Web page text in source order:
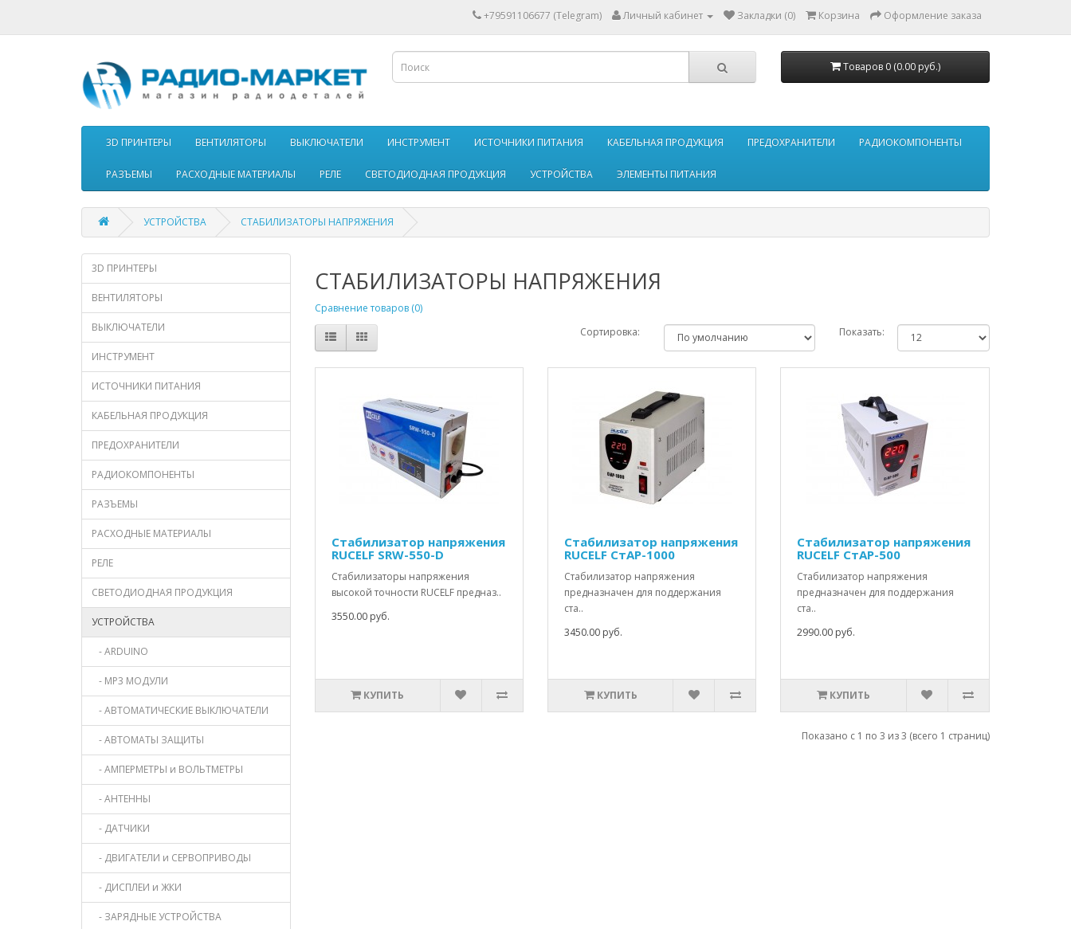
+79591106677 (Telegram) Личный кабинет Закладки (0) Корзина Оформление заказа
Товаров 0 (0.00 руб.)
3D ПРИНТЕРЫ ВЕНТИЛЯТОРЫ ВЫКЛЮЧАТЕЛИ ИНСТРУМЕНТ ИСТОЧНИКИ ПИТАНИЯ КАБЕЛЬНАЯ ПРОДУКЦИЯ ПРЕДОХРАНИТЕЛИ РАДИОКОМПОНЕНТЫ
РАЗЪЕМЫ РАСХОДНЫЕ МАТЕРИАЛЫ РЕЛЕ СВЕТОДИОДНАЯ ПРОДУКЦИЯ УСТРОЙСТВА ЭЛЕМЕНТЫ ПИТАНИЯ
УСТРОЙСТВА СТАБИЛИЗАТОРЫ НАПРЯЖЕНИЯ
3D ПРИНТЕРЫ
ВЕНТИЛЯТОРЫ
ВЫКЛЮЧАТЕЛИ
ИНСТРУМЕНТ
ИСТОЧНИКИ ПИТАНИЯ
КАБЕЛЬНАЯ ПРОДУКЦИЯ
ПРЕДОХРАНИТЕЛИ
РАДИОКОМПОНЕНТЫ
РАЗЪЕМЫ
РАСХОДНЫЕ МАТЕРИАЛЫ
РЕЛЕ
СВЕТОДИОДНАЯ ПРОДУКЦИЯ
УСТРОЙСТВА
- ARDUINO
- MP3 МОДУЛИ
- АВТОМАТИЧЕСКИЕ ВЫКЛЮЧАТЕЛИ
- АВТОМАТЫ ЗАЩИТЫ
- АМПЕРМЕТРЫ и ВОЛЬТМЕТРЫ
- АНТЕННЫ
- ДАТЧИКИ
- ДВИГАТЕЛИ и СЕРВОПРИВОДЫ
- ДИСПЛЕИ и ЖКИ
- ЗАРЯДНЫЕ УСТРОЙСТВА
СТАБИЛИЗАТОРЫ НАПРЯЖЕНИЯ
Сравнение товаров (0)
Сортировка:
Показать:
Стабилизатор напряжения
RUCELF SRW-550-D
Стабилизаторы напряжения
высокой точности RUCELF предназ..
3550.00 руб.
КУПИТЬ
Стабилизатор напряжения
RUCELF СтАР-1000
Стабилизатор напряжения
предназначен для поддержания
ста..
3450.00 руб.
КУПИТЬ
Стабилизатор напряжения
RUCELF СтАР-500
Стабилизатор напряжения
предназначен для поддержания
ста..
2990.00 руб.
КУПИТЬ
Показано с 1 по 3 из 3 (всего 1 страниц)